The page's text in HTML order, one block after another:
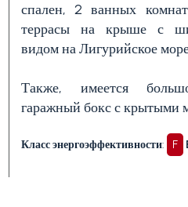
спален, 2 ванных
террасы на крыше с
видом на Лигурийское
Также, имеется
гаражный бокс с крытыми
Класс энергоэффективности: F